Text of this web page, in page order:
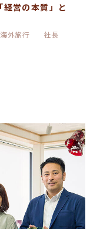
営の本質」と
海外旅行
社長